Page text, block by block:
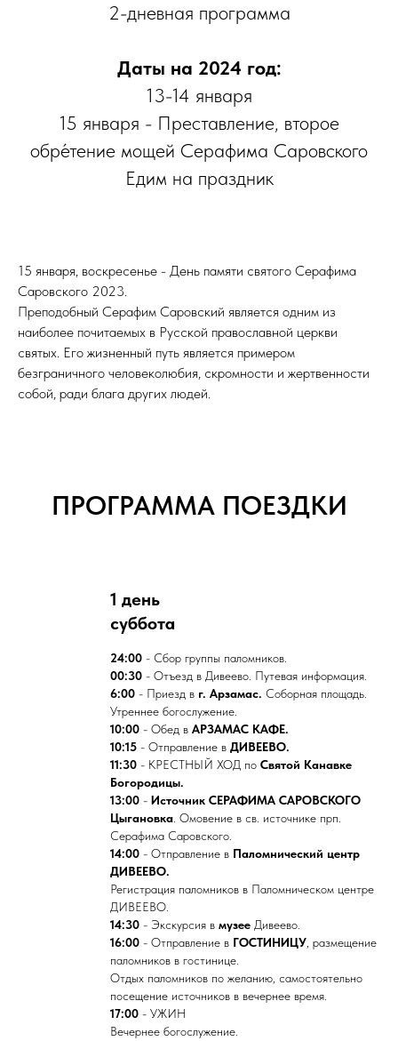
2-дневная программа
Даты на 2024 год:
13-14 января
15 января - Преставление, второе
обре́тение мощей Серафима Саровского
Едим на праздник
15 января, воскресенье - День памяти святого Серафима
Саровского 2023.
Преподобный Серафим Саровский является одним из
наиболее почитаемых в Русской православной церкви
святых. Его жизненный путь является примером
безграничного человеколюбия, скромности и жертвенности
собой, ради блага других людей.
ПРОГРАММА ПОЕЗДКИ
1 день
суббота
24:00 - Сбор группы паломников.
00:30 - Отъезд в Дивеево. Путевая информация.
6:00 - Приезд в г. Арзамас. Соборная площадь.
Утреннее богослужение.
10:00 - Обед в АРЗАМАС КАФЕ.
10:15 - Отправление в ДИВЕЕВО.
11:30 - КРЕСТНЫЙ ХОД по Святой Канавке
Богородицы.
13:00 - Источник СЕРАФИМА САРОВСКОГО
Цыгановка . Омовение в св. источнике прп.
Серафима Саровского.
14:00 - Отправление в Паломнический центр
ДИВЕЕВО.
Регистрация паломников в Паломническом центре
ДИВЕЕВО.
14:30 - Экскурсия в музее Дивеево.
16:00 - Отправление в ГОСТИНИЦУ , размещение
паломников в гостинице.
Отдых паломников по желанию, самостоятельно
посещение источников в вечернее время.
17:00 - УЖИН
Вечернее богослужение.